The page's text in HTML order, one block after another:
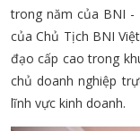
trong năm của BNI -
của Chủ Tịch BNI
đạo cấp cao trong
chủ doanh nghiệp
lĩnh vực kinh doanh.